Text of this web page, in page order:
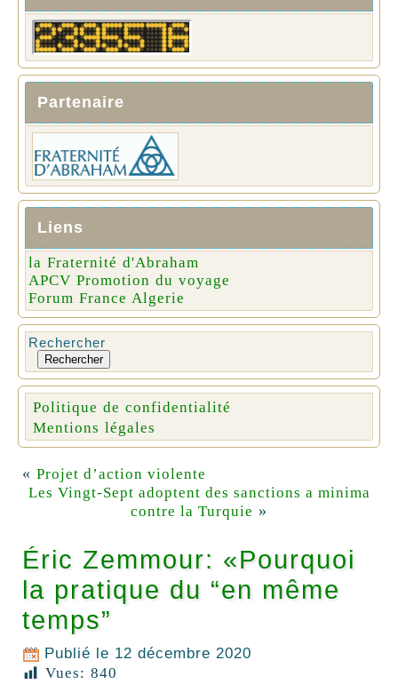
Partenaire
Liens
la Fraternité d'Abraham
APCV Promotion du voyage
Forum France Algerie
Rechercher
Rechercher
Politique de confidentialité
Mentions légales
« Projet d’action violente
Les Vingt-Sept adoptent des sanctions a minima
contre la Turquie »
Éric Zemmour: «Pourquoi
la pratique du “en même
temps”
Publié le 12 décembre 2020
Vues: 840